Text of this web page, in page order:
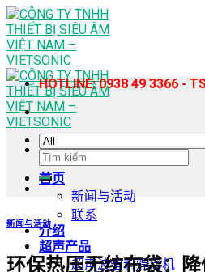
Skip
to
content
首页
新闻与活动
联系
介绍
超声产品
超声波塑料焊接机
HOTLINE: 0938 49 3366 -
搜
索：
新闻与活动
环保热压无纺布袋：